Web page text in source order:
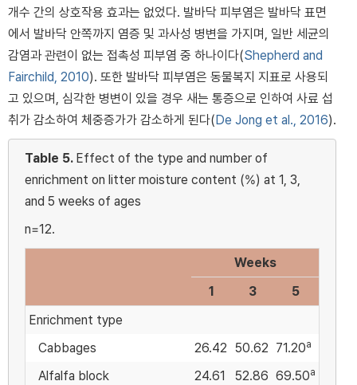
개수 간의 상호작용 효과는 없었다. 발바닥 피부염은 발바닥 표면
에서 발바닥 안쪽까지 염증 및 과사성 병변을 가지며, 일반 세균의
감염과 관련이 없는 접촉성 피부염 중 하나이다(Shepherd and
Fairchild, 2010). 또한 발바닥 피부염은 동물복지 지표로 사용되
고 있으며, 심각한 병변이 있을 경우 새는 통증으로 인하여 사료 섭
취가 감소하여 체중증가가 감소하게 된다(De Jong et al., 2016).
Table 5. Effect of the type and number of
enrichment on litter moisture content (%) at 1, 3,
and 5 weeks of ages
n=12.
Weeks
1
3
5
Enrichment type
Cabbages
26.42 50.62 71.20a
Alfalfa block 24.61 52.86 69.50a